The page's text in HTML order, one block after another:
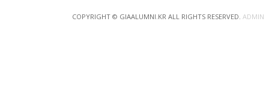
COPYRIGHT © GIAALUMNI.KR ALL RIGHTS RESERVED. ADMIN